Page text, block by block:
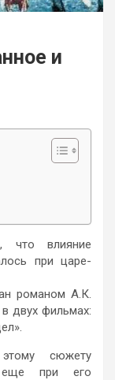
и
что влияние
при царе-
романом А.К.
двух фильмах:
сюжету
еще при его